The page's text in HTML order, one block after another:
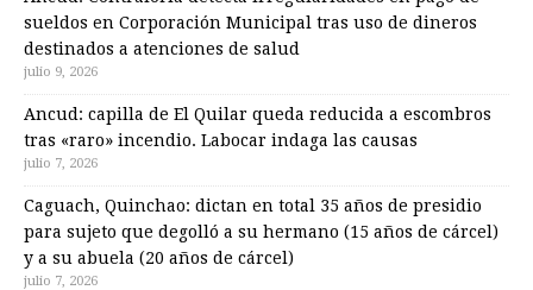
sueldos en Corporación Municipal tras uso de dineros
destinados a atenciones de salud
julio 9, 2026
Ancud: capilla de El Quilar queda reducida a escombros
tras «raro» incendio. Labocar indaga las causas
julio 7, 2026
Caguach, Quinchao: dictan en total 35 años de presidio
para sujeto que degolló a su hermano (15 años de cárcel)
y a su abuela (20 años de cárcel)
julio 7, 2026